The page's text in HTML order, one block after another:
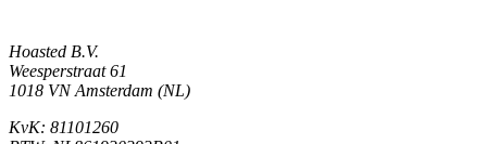
Hoasted B.V.
Weesperstraat 61
1018 VN Amsterdam (NL)
KvK: 81101260